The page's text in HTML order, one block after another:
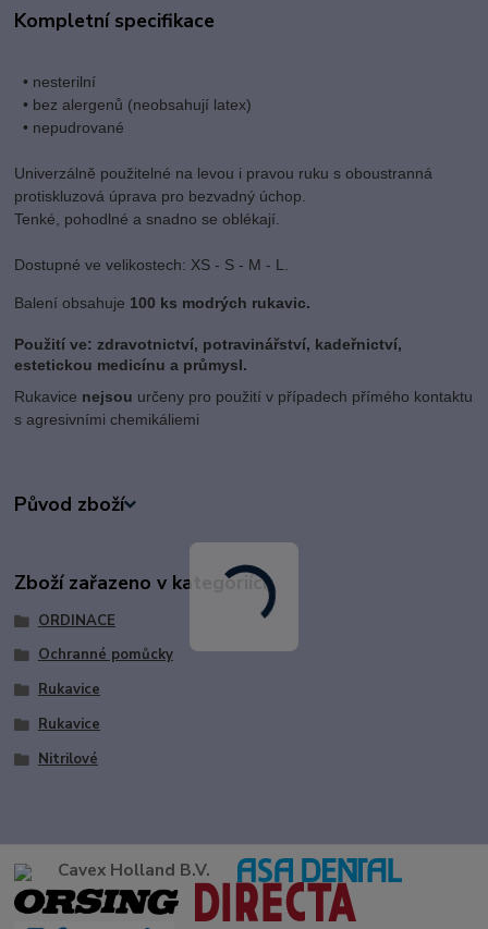
Kompletní specifikace
• nesterilní
• bez alergenů (neobsahují latex)
• nepudrované
Univerzálně použitelné na levou i pravou ruku s oboustranná
protiskluzová úprava pro bezvadný úchop.
Tenké, pohodlné a snadno se oblékají.
Dostupné ve velikostech: XS - S - M - L.
Balení obsahuje 100 ks modrých rukavic.
Použití ve: zdravotnictví, potravinářství, kadeřnictví,
estetickou medicínu a průmysl.
Rukavice nejsou určeny pro použití v případech přímého kontaktu
s agresivními chemikáliemi
Původ zboží
Zboží zařazeno v kategoriích
ORDINACE
Ochranné pomůcky
Rukavice
Rukavice
Nitrilové
Cavex Holland B.V.